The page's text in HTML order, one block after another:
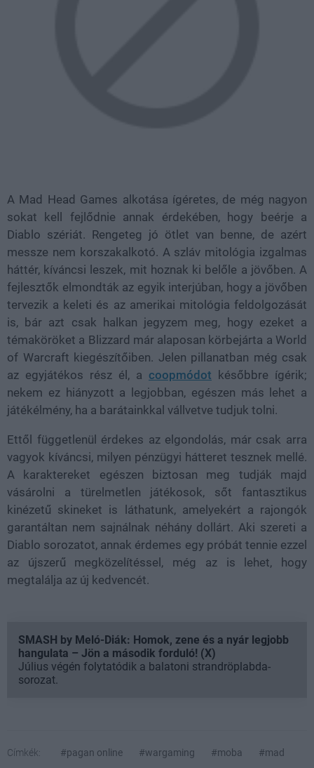
A Mad Head Games alkotása ígéretes, de még nagyon
sokat kell fejlődnie annak érdekében, hogy beérje a
Diablo szériát. Rengeteg jó ötlet van benne, de azért
messze nem korszakalkotó. A szláv mitológia izgalmas
háttér, kíváncsi leszek, mit hoznak ki belőle a jövőben. A
fejlesztők elmondták az egyik interjúban, hogy a jövőben
tervezik a keleti és az amerikai mitológia feldolgozását
is, bár azt csak halkan jegyzem meg, hogy ezeket a
témaköröket a Blizzard már alaposan körbejárta a World
of Warcraft kiegészítőiben. Jelen pillanatban még csak
az egyjátékos rész él, a coopmódot későbbre ígérik;
nekem ez hiányzott a legjobban, egészen más lehet a
játékélmény, ha a barátainkkal vállvetve tudjuk tolni.
Ettől függetlenül érdekes az elgondolás, már csak arra
vagyok kíváncsi, milyen pénzügyi hátteret tesznek mellé.
A karaktereket egészen biztosan meg tudják majd
vásárolni a türelmetlen játékosok, sőt fantasztikus
kinézetű skineket is láthatunk, amelyekért a rajongók
garantáltan nem sajnálnak néhány dollárt. Aki szereti a
Diablo sorozatot, annak érdemes egy próbát tennie ezzel
az újszerű megközelítéssel, még az is lehet, hogy
megtalálja az új kedvencét.
SMASH by Meló-Diák: Homok, zene és a nyár legjobb
hangulata – Jön a második forduló! (X)
Július végén folytatódik a balatoni strandröplabda-
sorozat.
Címkék: #pagan online #wargaming #moba
#mad